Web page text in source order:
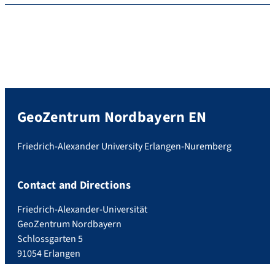
GeoZentrum Nordbayern EN
Friedrich-Alexander University Erlangen-Nuremberg
Contact and Directions
Friedrich-Alexander-Universität
GeoZentrum Nordbayern
Schlossgarten 5
91054 Erlangen